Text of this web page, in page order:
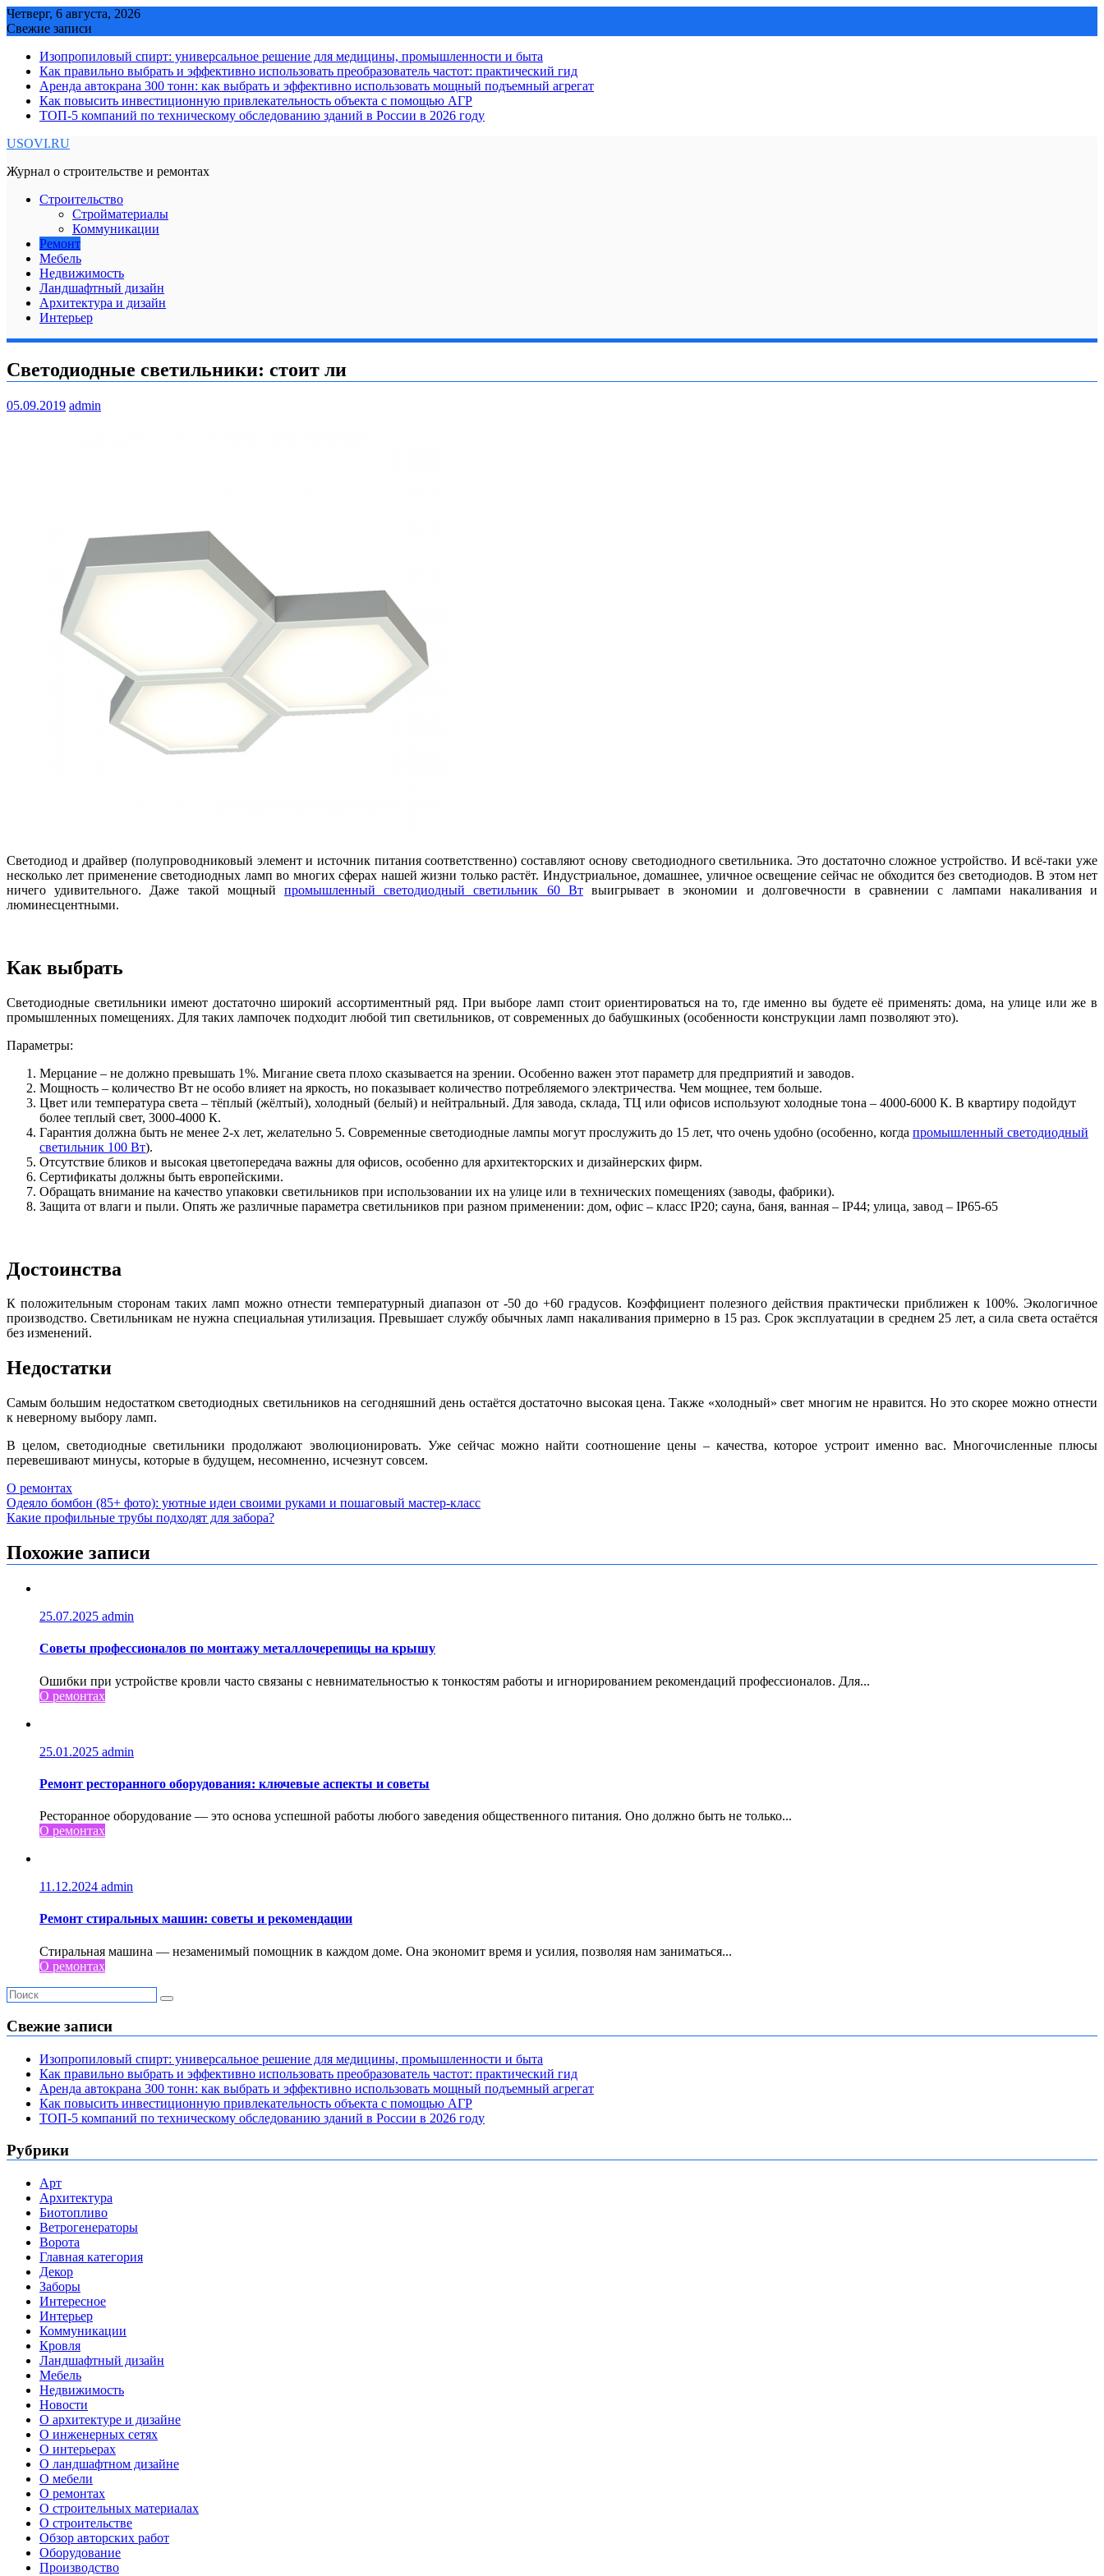
Skip
to
Четверг, 6 августа, 2026
Свежие записи
Изопропиловый спирт: универсальное решение для медицины, промышленности и быта
Как правильно выбрать и эффективно использовать преобразователь частот: практический гид
Аренда автокрана 300 тонн: как выбрать и эффективно использовать мощный подъемный агрегат
Как повысить инвестиционную привлекательность объекта с помощью АГР
ТОП-5 компаний по техническому обследованию зданий в России в 2026 году
USOVI.RU
Журнал о строительстве и ремонтах
Строительство
Стройматериалы
Коммуникации
Ремонт
Мебель
Недвижимость
Ландшафтный дизайн
Архитектура и дизайн
Интерьер
Светодиодные светильники: стоит ли
05.09.2019 admin
Светодиод и драйвер (полупроводниковый элемент и источник питания соответственно) составляют основу светодиодного светильника. Это достаточно сложное устройство. И всё-таки уже
несколько лет применение светодиодных ламп во многих сферах нашей жизни только растёт. Индустриальное, домашнее, уличное освещение сейчас не обходится без светодиодов. В этом нет
ничего удивительного. Даже такой мощный промышленный светодиодный светильник 60 Втвыигрывает в экономии и долговечности в сравнении с лампами накаливания и
люминесцентными.
Как выбрать
Светодиодные светильники имеют достаточно широкий ассортиментный ряд. При выборе ламп стоит ориентироваться на то, где именно вы будете её применять: дома, на улице или же в
промышленных помещениях. Для таких лампочек подходит любой тип светильников, от современных до бабушкиных (особенности конструкции ламп позволяют это).
Параметры:
Мерцание – не должно превышать 1%. Мигание света плохо сказывается на зрении. Особенно важен этот параметр для предприятий и заводов.
Мощность – количество Вт не особо влияет на яркость, но показывает количество потребляемого электричества. Чем мощнее, тем больше.
Цвет или температура света – тёплый (жёлтый), холодный (белый) и нейтральный. Для завода, склада, ТЦ или офисов используют холодные тона – 4000-6000 К. В квартиру подойдут
более теплый свет, 3000-4000 К.
Гарантия должна быть не менее 2-х лет, желательно 5. Современные светодиодные лампы могут прослужить до 15 лет, что очень удобно (особенно, когда промышленный светодиодный
светильник 100 Вт).
Отсутствие бликов и высокая цветопередача важны для офисов, особенно для архитекторских и дизайнерских фирм.
Сертификаты должны быть европейскими.
Обращать внимание на качество упаковки светильников при использовании их на улице или в технических помещениях (заводы, фабрики).
Защита от влаги и пыли. Опять же различные параметра светильников при разном применении: дом, офис – класс IP20; сауна, баня, ванная – IP44; улица, завод – IP65-65
Достоинства
К положительным сторонам таких ламп можно отнести температурный диапазон от -50 до +60 градусов. Коэффициент полезного действия практически приближен к 100%. Экологичное
производство. Светильникам не нужна специальная утилизация. Превышает службу обычных ламп накаливания примерно в 15 раз. Срок эксплуатации в среднем 25 лет, а сила света остаётся
без изменений.
Недостатки
Самым большим недостатком светодиодных светильников на сегодняшний день остаётся достаточно высокая цена. Также «холодный» свет многим не нравится. Но это скорее можно отнести
к неверному выбору ламп.
В целом, светодиодные светильники продолжают эволюционировать. Уже сейчас можно найти соотношение цены – качества, которое устроит именно вас. Многочисленные плюсы
перевешивают минусы, которые в будущем, несомненно, исчезнут совсем.
О ремонтах
Навигация
по
записям
Одеяло бомбон (85+ фото): уютные идеи своими руками и пошаговый мастер-класс
Какие профильные трубы подходят для забора?
Похожие записи
25.07.2025 admin
Советы профессионалов по монтажу металлочерепицы на крышу
Ошибки при устройстве кровли часто связаны с невнимательностью к тонкостям работы и игнорированием рекомендаций профессионалов. Для...
О ремонтах
25.01.2025 admin
Ремонт ресторанного оборудования: ключевые аспекты и советы
Ресторанное оборудование — это основа успешной работы любого заведения общественного питания. Оно должно быть не только...
О ремонтах
11.12.2024 admin
Ремонт стиральных машин: советы и рекомендации
Стиральная машина — незаменимый помощник в каждом доме. Она экономит время и усилия, позволяя нам заниматься...
О ремонтах
Свежие записи
Изопропиловый спирт: универсальное решение для медицины, промышленности и быта
Как правильно выбрать и эффективно использовать преобразователь частот: практический гид
Аренда автокрана 300 тонн: как выбрать и эффективно использовать мощный подъемный агрегат
Как повысить инвестиционную привлекательность объекта с помощью АГР
ТОП-5 компаний по техническому обследованию зданий в России в 2026 году
Рубрики
Арт
Архитектура
Биотопливо
Ветрогенераторы
Ворота
Главная категория
Декор
Заборы
Интересное
Интерьер
Коммуникации
Кровля
Ландшафтный дизайн
Мебель
Недвижимость
Новости
О архитектуре и дизайне
О инженерных сетях
О интерьерах
О ландшафтном дизайне
О мебели
О ремонтах
О строительных материалах
О строительстве
Обзор авторских работ
Оборудование
Производство